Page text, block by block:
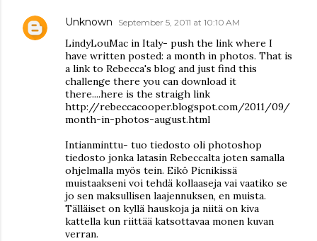
Unknown September 5, 2011 at 10:10 AM
LindyLouMac in Italy- push the link where I
have written posted: a month in photos. That is
a link to Rebecca's blog and just find this
challenge there you can download it
there....here is the straigh link
http://rebeccacooper.blogspot.com/2011/09/
month-in-photos-august.html
Intianminttu- tuo tiedosto oli photoshop
tiedosto jonka latasin Rebeccalta joten samalla
ohjelmalla myös tein. Eikö Picnikissä
muistaakseni voi tehdä kollaaseja vai vaatiko se
jo sen maksullisen laajennuksen, en muista.
Tälläiset on kyllä hauskoja ja niitä on kiva
kattella kun riittää katsottavaa monen kuvan
verran.